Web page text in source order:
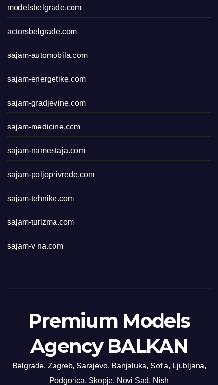
modelsbelgrade.com
actorsbelgrade.com
sajam-automobila.com
sajam-energetike.com
sajam-gradjevine.com
sajam-medicine.com
sajam-namestaja.com
sajam-poljoprivrede.com
sajam-tehnike.com
sajam-turizma.com
sajam-vina.com
Premium Models
Agency BALKAN
Belgrade, Zagreb, Sarajevo, Banjaluka, Sofia, Ljubljana,
Podgorica, Skopje, Novi Sad, Nish